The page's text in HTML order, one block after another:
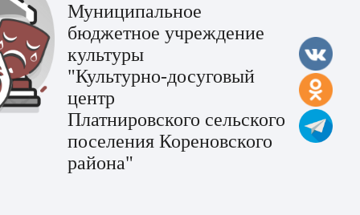
Муниципальное
бюджетное учреждение
культуры
"Культурно-досуговый
центр
Платнировского сельского
поселения Кореновского
района"